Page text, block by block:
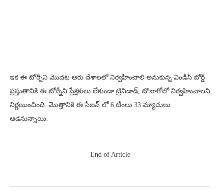
ఇక ఈ టోర్నీని మొదట ఆరు దేశాలలో నిర్వహించాలి అనుకున్న విండీస్ బోర్డ్
ప్రస్తుతానికి ఈ టోర్నీని ప్రేక్షకులు లేకుండా ట్రినిడాడ్​, టొబాగోలో నిర్వహించాలని
నిర్ణయించింది. మొత్తానికి ఈ సీజన్ లో 6 టీంలు 33 మ్యాచులు
ఆడనున్నాయి.
End of Article